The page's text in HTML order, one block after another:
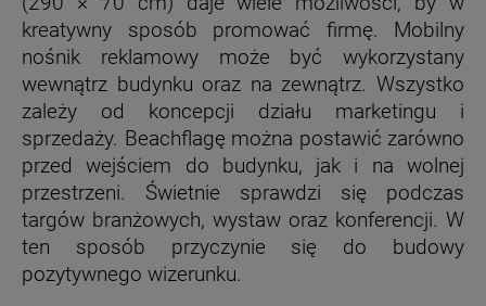
kreatywny sposób promować firmę. Mobilny
nośnik reklamowy może być wykorzystany
wewnątrz budynku oraz na zewnątrz. Wszystko
zależy od koncepcji działu marketingu i
sprzedaży. Beachflagę można postawić zarówno
przed wejściem do budynku, jak i na wolnej
przestrzeni. Świetnie sprawdzi się podczas
targów branżowych, wystaw oraz konferencji. W
ten sposób przyczynie się do budowy
pozytywnego wizerunku.